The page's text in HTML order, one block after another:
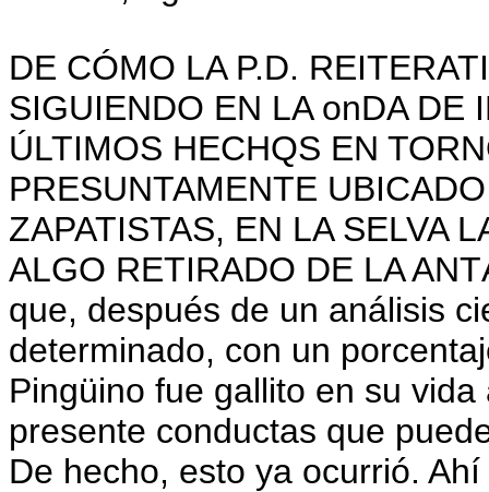
DE CÓMO LA P.D.
SIGUIENDO EN LA o­nDA DE
ÚLTIMOS HECHQS EN
PRESUNTAMENTE
ZAPATISTAS, EN LA SELVA
ALGO RETIRADO DE LA
que, después de un análisis
determinado, con un
Pingüino fue gallito en su
presente conductas que
De hecho, esto ya ocurrió.